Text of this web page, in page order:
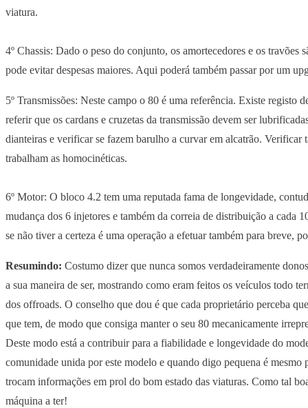
viatura.
4º Chassis: Dado o peso do conjunto, os amortecedores e os travões
pode evitar despesas maiores. Aqui poderá também passar por um
5º Transmissões: Neste campo o 80 é uma referência. Existe
referir que os cardans e cruzetas da transmissão devem ser
dianteiras e verificar se fazem barulho a curvar em alcatrão.
trabalham as homocinéticas.
6º Motor: O bloco 4.2 tem uma reputada fama de longevidade,
mudança dos 6 injetores e também da correia de distribuição a cada
se não tiver a certeza é uma operação a efetuar também para breve,
Resumindo: Costumo dizer que nunca somos verdadeiramente
a sua maneira de ser, mostrando como eram feitos os veículos todo
dos offroads. O conselho que dou é que cada proprietário perceba
que tem, de modo que consiga manter o seu 80 mecanicamente
Deste modo está a contribuir para a fiabilidade e longevidade do
comunidade unida por este modelo e quando digo pequena é
trocam informações em prol do bom estado das viaturas. Como tal
máquina a ter!